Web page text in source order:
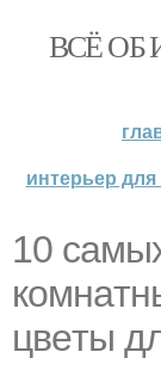
ВСЁ ОБ
интерьер
10
цвeты